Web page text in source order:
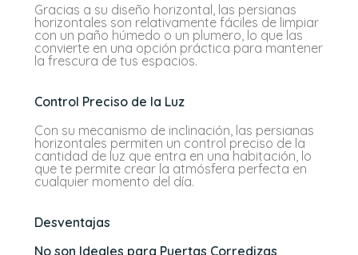
Gracias a su diseño horizontal, las persianas
horizontales son relativamente fáciles de limpiar
con un paño húmedo o un plumero, lo que las
convierte en una opción práctica para mantener
la frescura de tus espacios.
Control Preciso de la Luz
Con su mecanismo de inclinación, las persianas
horizontales permiten un control preciso de la
cantidad de luz que entra en una habitación, lo
que te permite crear la atmósfera perfecta en
cualquier momento del día.
Desventajas
No son Ideales para Puertas Corredizas